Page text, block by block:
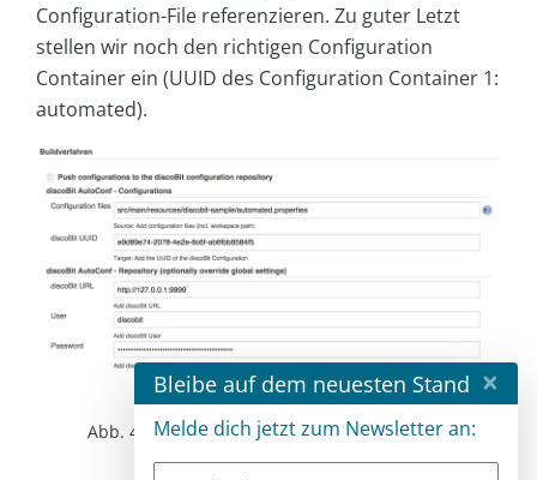
Configuration-File referenzieren. Zu guter Letzt
stellen wir noch den richtigen Configuration
Container ein (UUID des Configuration Container 1:
automated).
Abb. 4: discoBit-AutoConfig-Plug-in in Jenkins
Bleibe auf dem neuesten Stand ×
Melde dich jetzt zum Newsletter an: